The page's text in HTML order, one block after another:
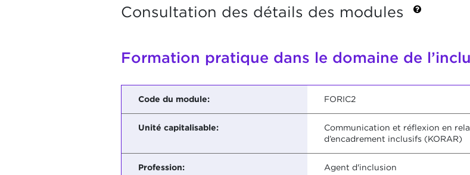
Consultation des détails des modules
Formation pratique dans le domaine de
Code du module: FORIC2
Unité capitalisable:
Communication et réflexion en
d’encadrement inclusifs (KORAR)
Profession: Agent d'inclusion